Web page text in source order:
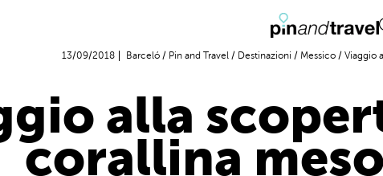
13/09/2018 Barceló / Pin and Travel / Destinazioni / Messico / Viaggio
alla
corallina